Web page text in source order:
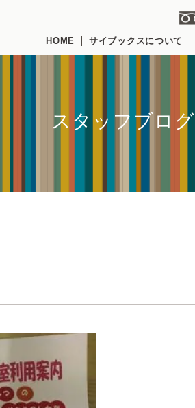
HOME サイブックスについて
スタッフブログ